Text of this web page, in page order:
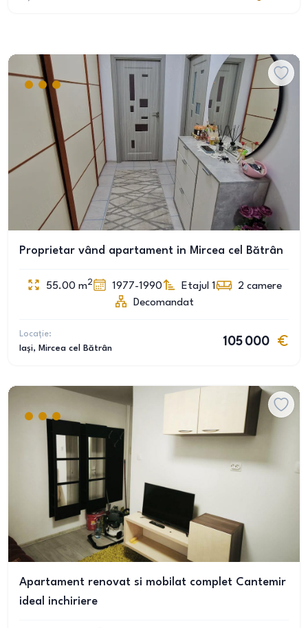
Proprietar vând apartament in Mircea cel Bătrân
55.00 m2 1977-1990 Etajul 1 2 camere
Decomandat
Locație:
Iași, Mircea cel Bătrân
105 000
Apartament renovat si mobilat complet Cantemir
ideal inchiriere